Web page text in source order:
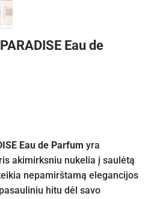
Eau de
Eau de Parfum yra
akimirksniu nukelia į saulėtą
nepamirštamą elegancijos
hitu dėl savo